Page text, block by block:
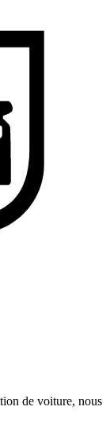
de voiture, nous